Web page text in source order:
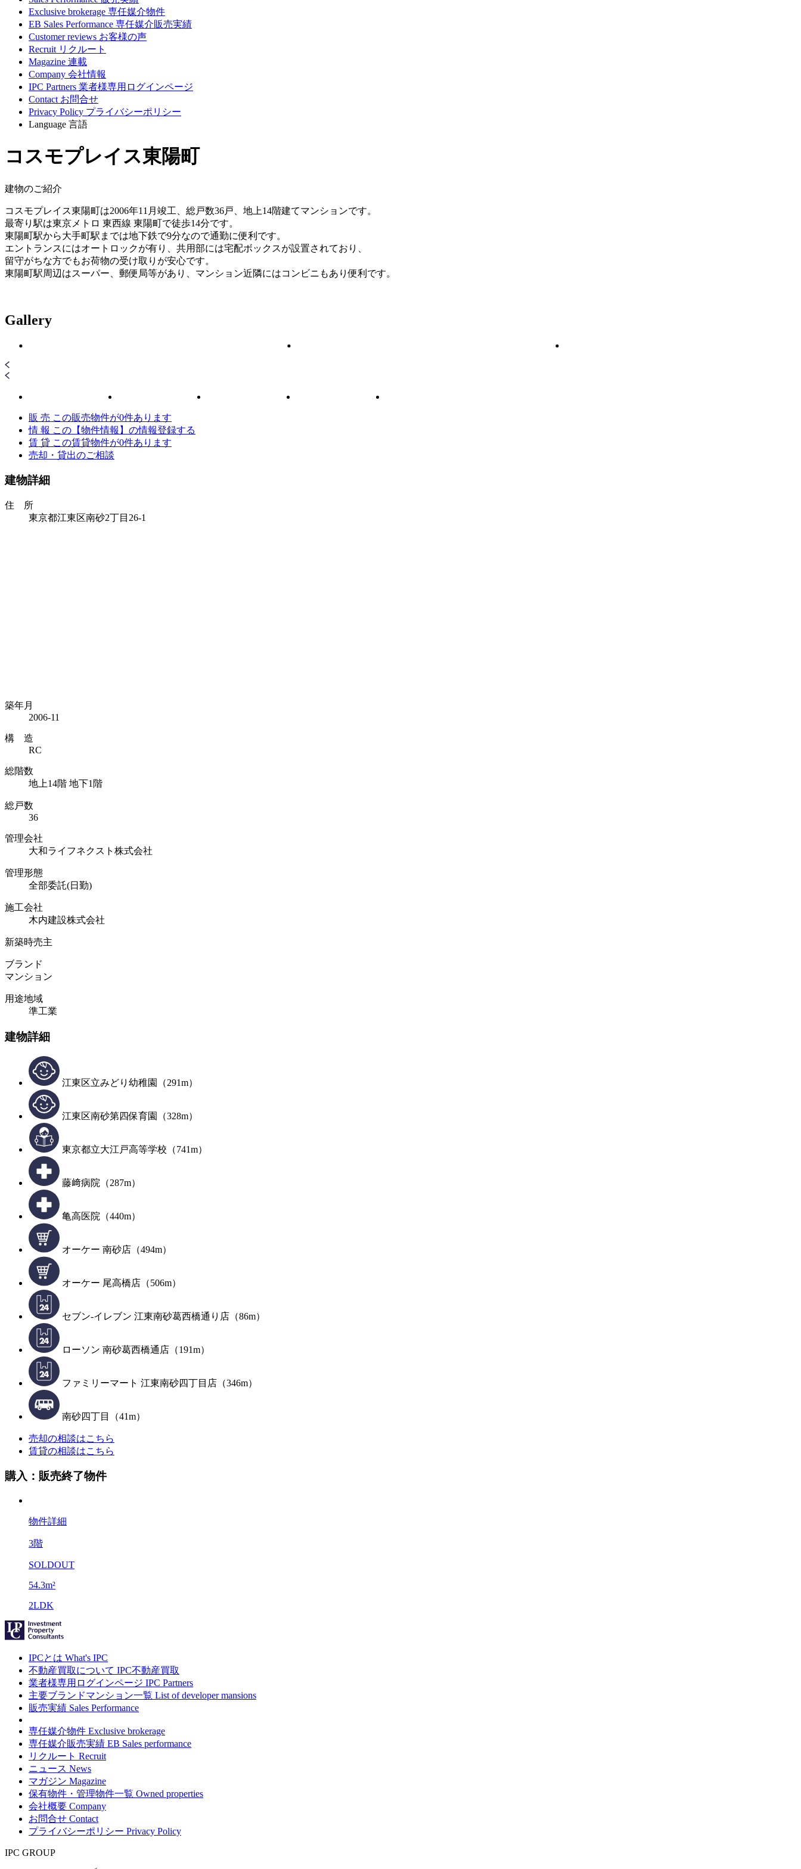
Exclusive brokerage 専任媒介物件
EB Sales Performance 専任媒介販売実績
Customer reviews お客様の声
Recruit リクルート
Magazine 連載
Company 会社情報
IPC Partners 業者様専用ログインページ
Contact お問合せ
Privacy Policy プライバシーポリシー
Language 言語
コスモプレイス東陽町
建物のご紹介
コスモプレイス東陽町は2006年11月竣工、総戸数36戸、地上14階建てマンションです。
最寄り駅は東京メトロ 東西線 東陽町で徒歩14分です。
東陽町駅から大手町駅までは地下鉄で9分なので通勤に便利です。
エントランスにはオートロックが有り、共用部には宅配ボックスが設置されており、
留守がちな方でもお荷物の受け取りが安心です。
東陽町駅周辺はスーパー、郵便局等があり、マンション近隣にはコンビニもあり便利です。
Gallery
販 売 この販売物件が0件あります
情 報 この【物件情報】の情報登録する
賃 貸 この賃貸物件が0件あります
売却・貸出のご相談
建物詳細
住 所
東京都江東区南砂2丁目26-1
築年月
2006-11
構 造
RC
総階数
地上14階 地下1階
総戸数
36
管理会社
大和ライフネクスト株式会社
管理形態
全部委託(日勤)
施工会社
木内建設株式会社
新築時売主
ブランド
マンション
用途地域
準工業
建物詳細
江東区立みどり幼稚園（291m）
江東区南砂第四保育園（328m）
東京都立大江戸高等学校（741m）
藤﨑病院（287m）
亀高医院（440m）
オーケー 南砂店（494m）
オーケー 尾高橋店（506m）
セブン-イレブン 江東南砂葛西橋通り店（86m）
ローソン 南砂葛西橋通店（191m）
ファミリーマート 江東南砂四丁目店（346m）
南砂四丁目（41m）
売却の相談はこちら
賃貸の相談はこちら
購入：販売終了物件
物件詳細
3階
SOLDOUT
54.3m²
2LDK
IPCとは What's IPC
不動産買取について IPC不動産買取
業者様専用ログインページ IPC Partners
主要ブランドマンション一覧 List of developer mansions
販売実績 Sales Performance
専任媒介物件 Exclusive brokerage
専任媒介販売実績 EB Sales performance
リクルート Recruit
ニュース News
マガジン Magazine
保有物件・管理物件一覧 Owned properties
会社概要 Company
お問合せ Contact
プライバシーポリシー Privacy Policy
IPC GROUP